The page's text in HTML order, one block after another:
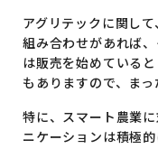
アグリテックに関し
組み合わせがあれば
は販売を始めている
もありますので、ま
特に、スマート農業
ニケーションは積極